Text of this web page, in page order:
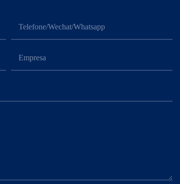
Telefone/Wechat/Whatsapp
Empresa